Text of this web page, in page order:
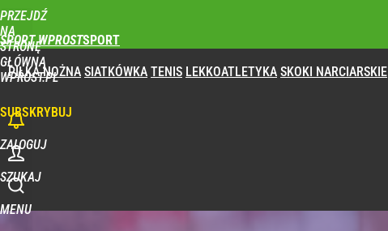
PRZEJDŹ
NA
STRONĘ
GŁÓWNĄ
WPROST.PL
SPORT WPROST
PIŁKA NOŻNA SIATKÓWKA TENIS LEKKOATLETYKA SKOKI NARCIARSKIE
SUBSKRYBUJ
ZALOGUJ
SZUKAJ
MENU